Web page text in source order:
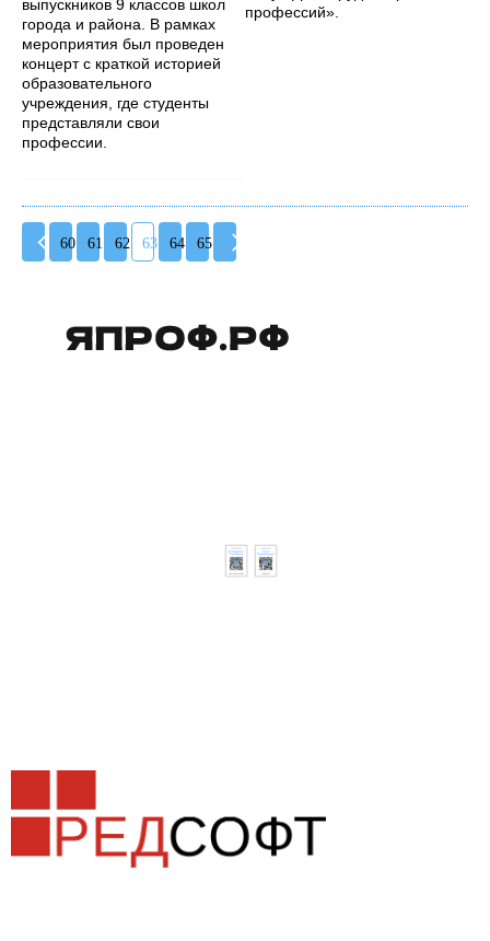
выпускников 9 классов школ
города и района. В рамках
мероприятия был проведен
концерт с краткой историей
образовательного
учреждения, где студенты
представляли свои
профессии.
профессий».
60 61 62 63 64 65